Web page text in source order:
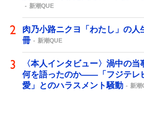
新潮QUE
肉乃小路ニクヨ「わたし」の人
冊
新潮QUE
〈本人インタビュー〉渦中の
何を語ったのか――「フジテレ
愛」とのハラスメント騒動
新潮